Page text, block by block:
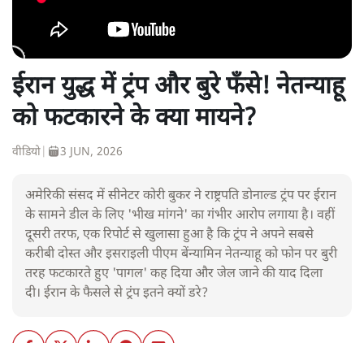
ईरान युद्ध में ट्रंप और बुरे फँसे! नेतन्याहू
को फटकारने के क्या मायने?
वीडियो 3 JUN, 2026
अमेरिकी संसद में सीनेटर कोरी बुकर ने राष्ट्रपति डोनाल्ड ट्रंप पर ईरान
के सामने डील के लिए 'भीख मांगने' का गंभीर आरोप लगाया है। वहीं
दूसरी तरफ, एक रिपोर्ट से खुलासा हुआ है कि ट्रंप ने अपने सबसे
करीबी दोस्त और इसराइली पीएम बेंन्यामिन नेतन्याहू को फोन पर बुरी
तरह फटकारते हुए 'पागल' कह दिया और जेल जाने की याद दिला
दी। ईरान के फैसले से ट्रंप इतने क्यों डरे?